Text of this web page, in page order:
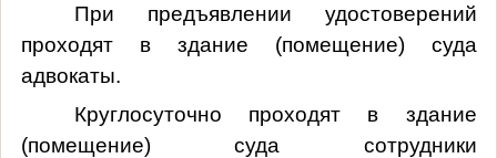
При предъявлении удостоверений
проходят в здание (помещение) суда
адвокаты.
Круглосуточно проходят в здание
(помещение) суда сотрудники